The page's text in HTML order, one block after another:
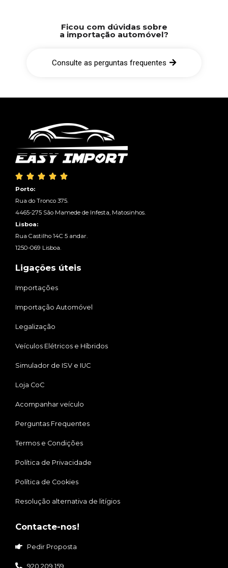
Ficou com dúvidas sobre
a importação automóvel?
Consulte as perguntas frequentes
    
Porto:
Rua do Tronco 375.
4465-275 São Mamede de Infesta, Matosinhos.
Lisboa:
Rua Castilho 14C 5 andar.
1250-069 Lisboa.
Ligações úteis
Importações
Importação Automóvel
Legalização
Veículos Elétricos e Híbridos
Simulador de ISV e IUC
Loja CoC
Acompanhar veículo
Perguntas Frequentes
Termos e Condições
Política de Privacidade
Política de Cookies
Resolução alternativa de litígios
Contacte-nos!
Pedir Proposta
920 209 159